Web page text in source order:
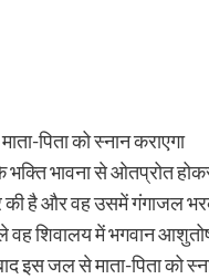
पिता को स्नान कराएगा
भक्ति भावना से ओतप्रोत
की है और वह उसमें गंगाजल
वह शिवालय में भगवान
इस जल से माता-पिता को